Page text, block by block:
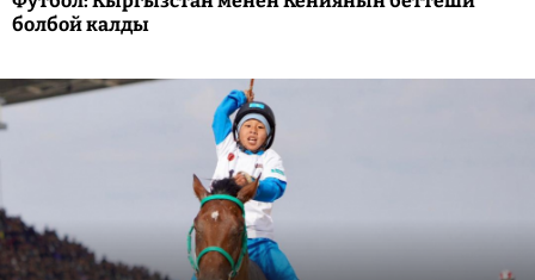
болбой калды